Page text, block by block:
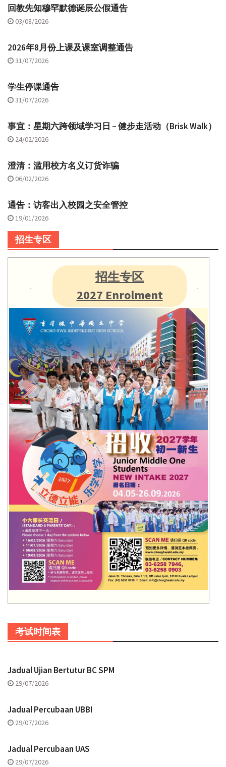
回教先知穆罕默德诞辰公假通告
03/08/2026
2026年8月份上课及课室调整通告
31/07/2026
学生停课通告
31/07/2026
事宜：星期六跨领域学习日 – 健步走活动（Brisk Walk）
24/02/2026
澄清：滥用校方名义订货诈骗
06/02/2026
通告：访客出入校园之安全管控
19/01/2026
招生专区
招生专区
2027 Enrolment
考试时间表
Jadual Ujian Bertutur BC SPM
29/07/2026
Jadual Percubaan UBBI
29/07/2026
Jadual Percubaan UAS
29/07/2026